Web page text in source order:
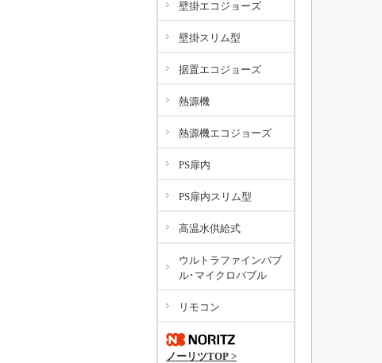
壁掛エコジョーズ
壁掛スリム型
据置エコジョーズ
熱源機
熱源機エコジョーズ
PS扉内
PS扉内スリム型
高温水供給式
ウルトラファインバブ
ル･マイクロバブル
リモコン
ノーリツTOP >